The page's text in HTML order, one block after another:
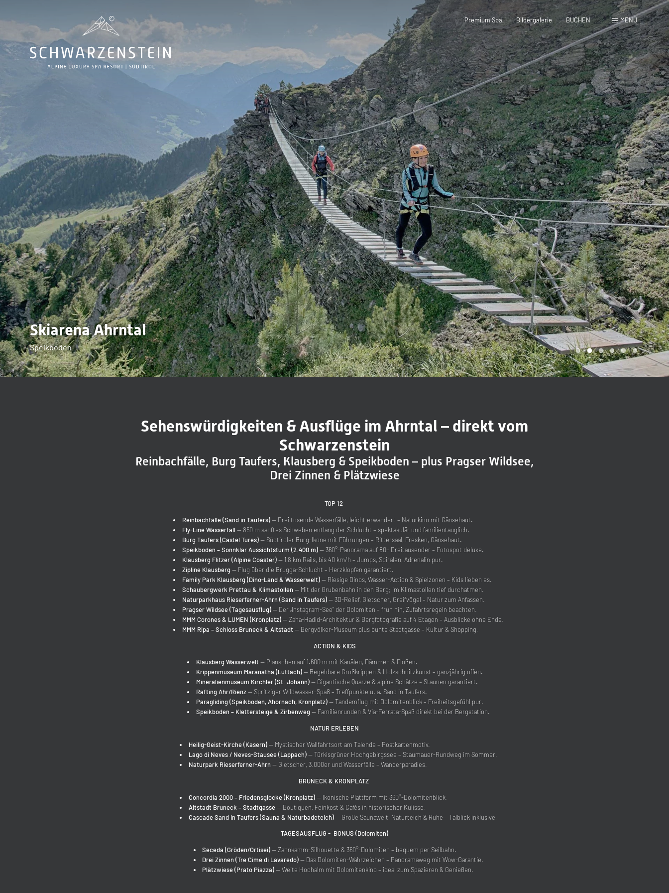
Premium Spa Bildergalerie BUCHEN MENÜ
Skiarena Ahrntal
Speikboden
Sehenswürdigkeiten & Ausflüge im Ahrntal – direkt vom
Schwarzenstein
Reinbachfälle, Burg Taufers, Klausberg & Speikboden – plus Pragser Wildsee,
Drei Zinnen & Plätzwiese
TOP 12
Reinbachfälle (Sand in Taufers)— Drei tosende Wasserfälle, leicht erwandert – Naturkino mit Gänsehaut.
Fly-Line Wasserfall— 850 m sanftes Schweben entlang der Schlucht – spektakulär und familientauglich.
Burg Taufers (Castel Tures)— Südtiroler Burg-Ikone mit Führungen – Rittersaal, Fresken, Gänsehaut.
Speikboden – Sonnklar Aussichtsturm (2.400 m)— 360°-Panorama auf 80+ Dreitausender – Fotospot deluxe.
Klausberg Flitzer (Alpine Coaster)— 1,8 km Rails, bis 40 km/h – Jumps, Spiralen, Adrenalin pur.
Zipline Klausberg— Flug über die Brugga-Schlucht – Herzklopfen garantiert.
Family Park Klausberg (Dino-Land & Wasserwelt)— Riesige Dinos, Wasser-Action & Spielzonen – Kids lieben es.
Schaubergwerk Prettau & Klimastollen — Mit der Grubenbahn in den Berg; im Klimastollen tief durchatmen.
Naturparkhaus Rieserferner-Ahrn (Sand in Taufers)— 3D-Relief, Gletscher, Greifvögel – Natur zum Anfassen.
Pragser Wildsee (Tagesausflug)— Der „Instagram-See“ der Dolomiten – früh hin, Zufahrtsregeln beachten.
MMM Corones & LUMEN (Kronplatz)— Zaha-Hadid-Architektur & Bergfotografie auf 4 Etagen – Ausblicke ohne Ende.
MMM Ripa – Schloss Bruneck & Altstadt — Bergvölker-Museum plus bunte Stadtgasse – Kultur & Shopping.
ACTION & KIDS
Klausberg Wasserwelt — Planschen auf 1.600 m mit Kanälen, Dämmen & Floßen.
Krippenmuseum Maranatha (Luttach)— Begehbare Großkrippen & Holzschnitzkunst – ganzjährig offen.
Mineralienmuseum Kirchler (St. Johann)— Gigantische Quarze & alpine Schätze – Staunen garantiert.
Rafting Ahr/Rienz— Spritziger Wildwasser-Spaß – Treffpunkte u. a. Sand in Taufers.
Paragliding (Speikboden, Ahornach, Kronplatz)— Tandemflug mit Dolomitenblick – Freiheitsgefühl pur.
Speikboden – Klettersteige & Zirbenweg— Familienrunden & Via-Ferrata-Spaß direkt bei der Bergstation.
NATUR ERLEBEN
Heilig-Geist-Kirche (Kasern)— Mystischer Wallfahrtsort am Talende – Postkartenmotiv.
Lago di Neves / Neves-Stausee (Lappach)— Türkisgrüner Hochgebirgssee – Staumauer-Rundweg im Sommer.
Naturpark Rieserferner-Ahrn — Gletscher, 3.000er und Wasserfälle – Wanderparadies.
BRUNECK & KRONPLATZ
Concordia 2000 – Friedensglocke (Kronplatz)— Ikonische Plattform mit 360°-Dolomitenblick.
Altstadt Bruneck – Stadtgasse— Boutiquen, Feinkost & Cafés in historischer Kulisse.
Cascade Sand in Taufers (Sauna & Naturbadeteich)— Große Saunawelt, Naturteich & Ruhe – Talblick inklusive.
TAGESAUSFLUG - BONUS (Dolomiten)
Seceda (Gröden/Ortisei)— Zahnkamm-Silhouette & 360°-Dolomiten – bequem per Seilbahn.
Drei Zinnen (Tre Cime di Lavaredo)— Das Dolomiten-Wahrzeichen – Panoramaweg mit Wow-Garantie.
Plätzwiese (Prato Piazza)— Weite Hochalm mit Dolomitenkino – ideal zum Spazieren & Genießen.